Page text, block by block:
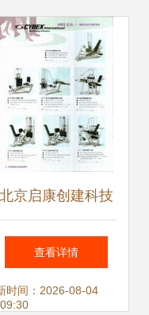
业先锋
北京启康创建科技
发展有限公司及其
关联产业解析
查看详情
时间：2026-08-04